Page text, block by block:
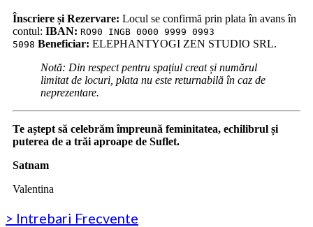
Înscriere și Rezervare: Locul se confirmă prin plata în avans în
contul: IBAN: RO90 INGB 0000 9999 0993
5098 Beneficiar: ELEPHANTYOGI ZEN STUDIO SRL.
Notă: Din respect pentru spațiul creat și numărul
limitat de locuri, plata nu este returnabilă în caz de
neprezentare.
Te aștept să celebrăm împreună feminitatea, echilibrul și
puterea de a trăi aproape de Suflet.
Satnam
Valentina
> Intrebari Frecvente